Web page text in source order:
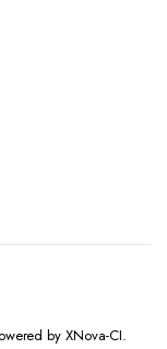
by XNova-CI.